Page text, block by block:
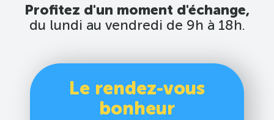
Profitez d'un moment d'échange,
du lundi au vendredi de 9h à 18h.
Le rendez-vous
bonheur